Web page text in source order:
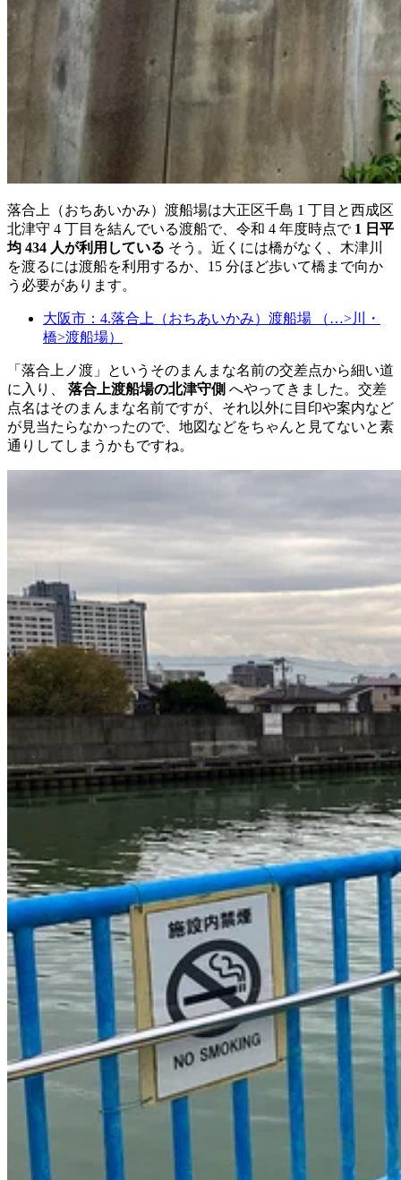
落合上（おちあいかみ）渡船場は大正区千島 1 丁目と西成区
北津守 4 丁目を結んでいる渡船で、令和 4 年度時点で 1 日平
均 434 人が利用している そう。近くには橋がなく、木津川
を渡るには渡船を利用するか、15 分ほど歩いて橋まで向か
う必要があります。
大阪市：4.落合上（おちあいかみ）渡船場 （…>川・
橋>渡船場）
「落合上ノ渡」というそのまんまな名前の交差点から細い道
に入り、 落合上渡船場の北津守側 へやってきました。交差
点名はそのまんまな名前ですが、それ以外に目印や案内など
が見当たらなかったので、地図などをちゃんと見てないと素
通りしてしまうかもですね。